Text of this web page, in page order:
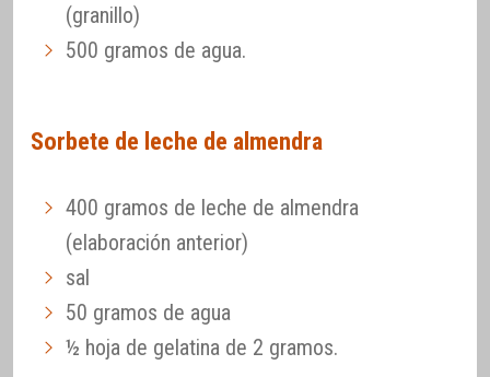
(granillo)
500 gramos de agua.
Sorbete de leche de almendra
400 gramos de leche de almendra
(elaboración anterior)
sal
50 gramos de agua
½ hoja de gelatina de 2 gramos.